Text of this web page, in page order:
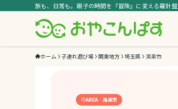
旅も、日常も。親子の時間を『冒険』に変える羅針盤
ホーム 子連れ遊び場 関東地方 埼玉県 鴻巣市
AREA · 鴻巣市